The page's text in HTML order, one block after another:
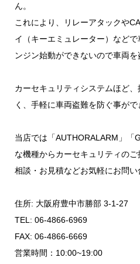
ん。
これにより、リレーアタックや
イ（キーエミュレーター）など
ンジン始動ができないので車両を
カーセキュリティシステムほど
く、手軽に車両盗難を防ぐ事がで
当店では「AUTHORALARM」「
な機種からカーセキュリティの
相談・お見積などお気軽にお問い
住所: 大阪府豊中市勝部 3-1-27
TEL: 06-4866-6969
FAX: 06-4866-6669
営業時間：10:00~19:00